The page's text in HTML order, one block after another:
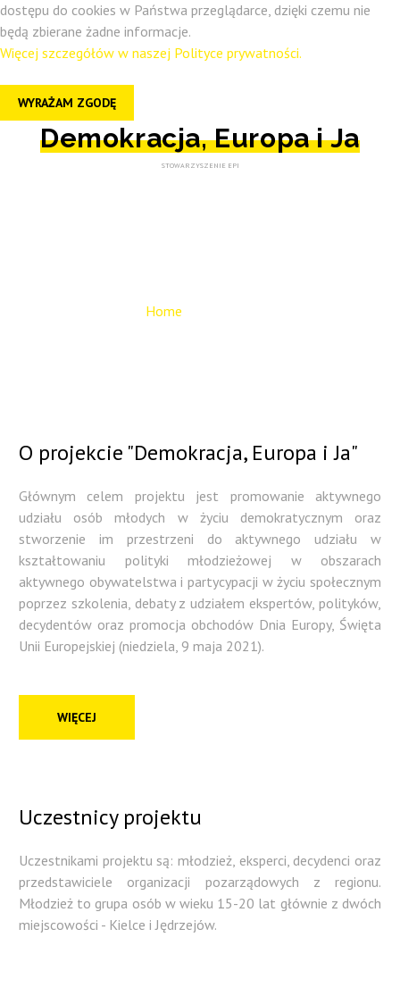
dostępu do cookies w Państwa przeglądarce, dzięki czemu nie
będą zbierane żadne informacje.
Więcej szczegółów w naszej Polityce prywatności.
WYRAŻAM ZGODĘ
Demokracja, Europa i Ja
STOWARZYSZENIE EPI
Home
O projekcie "Demokracja, Europa i Ja"
Głównym celem projektu jest promowanie aktywnego
udziału osób młodych w życiu demokratycznym oraz
stworzenie im przestrzeni do aktywnego udziału w
kształtowaniu polityki młodzieżowej w obszarach
aktywnego obywatelstwa i partycypacji w życiu społecznym
poprzez szkolenia, debaty z udziałem ekspertów, polityków,
decydentów oraz promocja obchodów Dnia Europy, Święta
Unii Europejskiej (niedziela, 9 maja 2021).
WIĘCEJ
Uczestnicy projektu
Uczestnikami projektu są: młodzież, eksperci, decydenci oraz
przedstawiciele organizacji pozarządowych z regionu.
Młodzież to grupa osób w wieku 15-20 lat głównie z dwóch
miejscowości - Kielce i Jędrzejów.